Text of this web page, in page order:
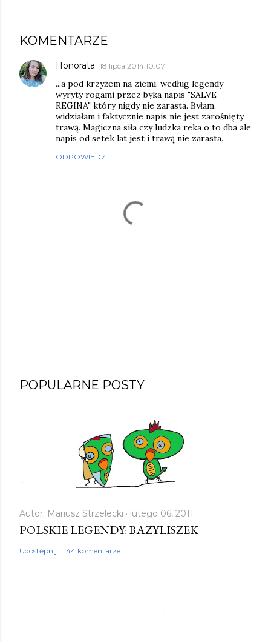
KOMENTARZE
Honorata 18 lipca 2014 10:07
...a pod krzyżem na ziemi, według legendy
wyryty rogami przez byka napis "SALVE
REGINA" który nigdy nie zarasta. Byłam,
widziałam i faktycznie napis nie jest zarośnięty
trawą. Magiczna siła czy ludzka reka o to dba ale
napis od setek lat jest i trawą nie zarasta.
ODPOWIEDZ
r
k
o
m
POPULARNE POSTY
Autor: Mariusz Strzelecki lutego 06, 2011
POLSKIE LEGENDY: BAZYLISZEK
Udostępnij 44 komentarze